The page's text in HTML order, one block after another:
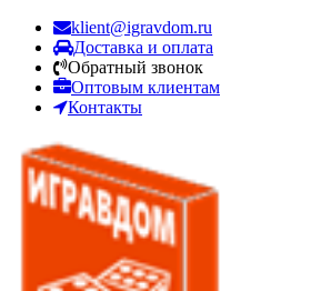
klient@igravdom.ru
Доставка и оплата
Обратный звонок
Оптовым клиентам
Контакты